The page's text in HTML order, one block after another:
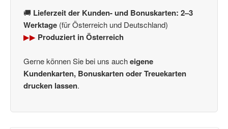
🚚 Lieferzeit der Kunden- und Bonuskarten: 2–3
Werktage (für Österreich und Deutschland)
▶▶ Produziert in Österreich
Gerne können Sie bei uns aucheigene
Kundenkarten, Bonuskarten oder Treuekarten
drucken lassen.